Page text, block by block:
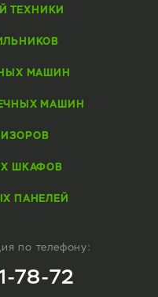
ТЕХНИКИ
МАШИН
МАШИН
ШКАФОВ
ПАНЕЛЕЙ
по телефону:
78-72